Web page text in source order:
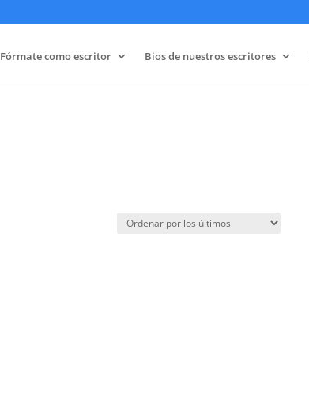
Fórmate como escritor Bios de nuestros escritores